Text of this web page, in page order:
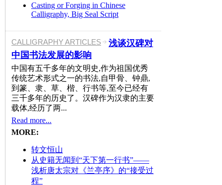
Casting or Forging in Chinese
Calligraphy, Big Seal Script
CALLIGRAPHY ARTICLES
浅谈汉碑对
中国书法发展的影响
中国有五千多年的文明史,作为祖国优秀
传统艺术形式之一的书法,自甲骨、钟鼎,
到篆、隶、草、楷、行书等,至今已经有
三千多年的历史了。汉碑作为汉隶的主要
载体,经历了两...
Read more...
MORE:
转文恒山
从史籍无闻到“天下第一行书”——
浅析唐太宗对《兰亭序》的“接受过
程”